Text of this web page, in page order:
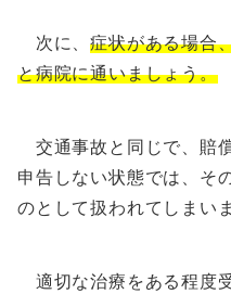
次に、症状がある場合
と病院に通いましょう。
交通事故と同じで、賠
申告しない状態では、そ
のとして扱われてしまいま
適切な治療をある程度